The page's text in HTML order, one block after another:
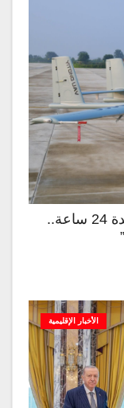
بحمولة طن وقدرة على التحليق لمدة 24 ساعة..
الأخبار الإقليمية